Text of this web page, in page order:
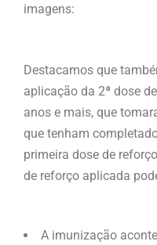
imagens:
Destacamos que
aplicação da 2ª dose
anos e mais, que
que tenham
primeira dose de
de reforço aplicada
A imunização